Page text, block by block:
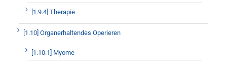
[1.9.4] Therapie
[1.10] Organerhaltendes Operieren
[1.10.1] Myome